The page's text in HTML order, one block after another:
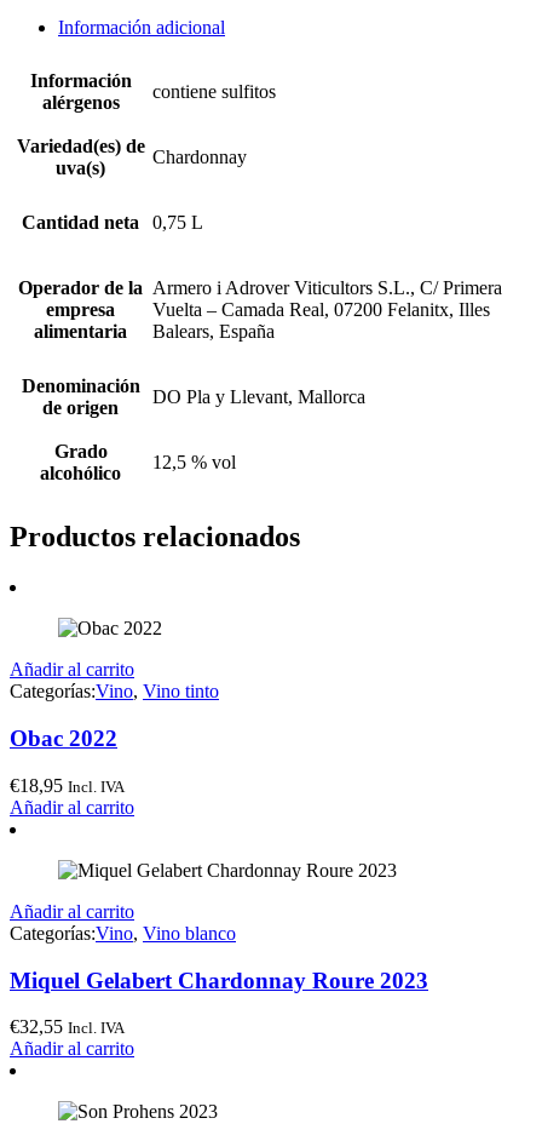
Información adicional
Información
alérgenos
contiene sulfitos
Variedad(es) de
uva(s)
Chardonnay
Cantidad neta 0,75 L
Operador de la
empresa
alimentaria
Armero i Adrover Viticultors S.L., C/ Primera
Vuelta – Camada Real, 07200 Felanitx, Illes
Balears, España
Denominación
de origen
DO Pla y Llevant, Mallorca
Grado
alcohólico
12,5 % vol
Productos relacionados
Añadir al carrito
Categorías:Vino, Vino tinto
Obac 2022
€18,95 Incl. IVA
Añadir al carrito
Añadir al carrito
Categorías:Vino, Vino blanco
Miquel Gelabert Chardonnay Roure 2023
€32,55 Incl. IVA
Añadir al carrito